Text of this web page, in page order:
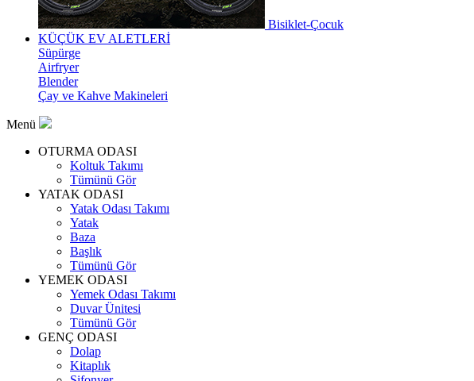
Bisiklet-Çocuk
KÜÇÜK EV ALETLERİ
Süpürge
Airfryer
Blender
Çay ve Kahve Makineleri
Menü
OTURMA ODASI
Koltuk Takımı
Tümünü Gör
YATAK ODASI
Yatak Odası Takımı
Yatak
Baza
Başlık
Tümünü Gör
YEMEK ODASI
Yemek Odası Takımı
Duvar Ünitesi
Tümünü Gör
GENÇ ODASI
Dolap
Kitaplık